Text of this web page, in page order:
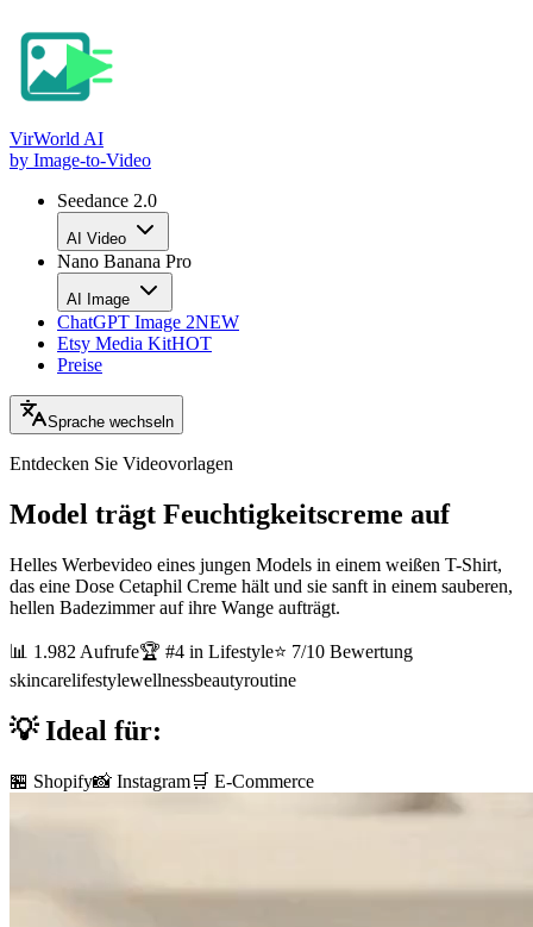
VirWorld AI
by Image-to-Video
Seedance 2.0
AI Video
Nano Banana Pro
AI Image
ChatGPT Image 2NEW
Etsy Media KitHOT
Preise
Sprache wechseln
Entdecken Sie Videovorlagen
Model trägt Feuchtigkeitscreme auf
Helles Werbevideo eines jungen Models in einem weißen T-Shirt,
das eine Dose Cetaphil Creme hält und sie sanft in einem sauberen,
hellen Badezimmer auf ihre Wange aufträgt.
📊 1.982 Aufrufe🏆 #4 in Lifestyle⭐ 7/10 Bewertung
skincarelifestylewellnessbeautyroutine
💡 Ideal für:
🏪 Shopify📸 Instagram🛒 E-Commerce